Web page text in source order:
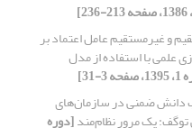
و غیرمستقیم عامل اعتماد بر
علمی با استفاده از مدل
دانش ضمنی در سازمان‌های
یک مرور نظام‌مند[دوره